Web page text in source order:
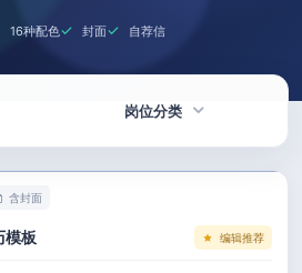
16种配色 封面 自荐信
岗位分类
含封面
模板 编辑推荐